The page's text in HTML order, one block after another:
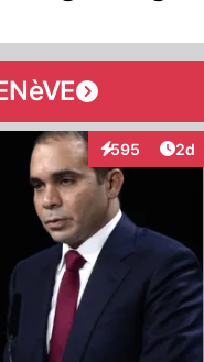
595
Interaktionen
2d